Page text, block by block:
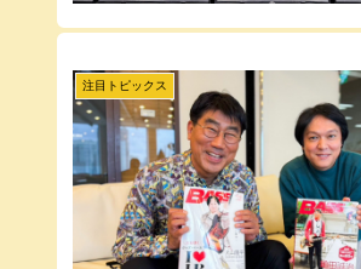
注目トピックス